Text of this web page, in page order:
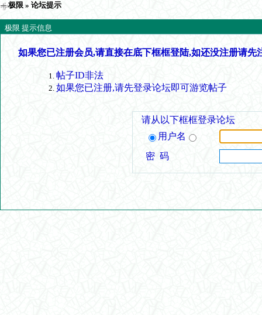
极限 » 论坛提示
极限 提示信息
如果您已注册会员,请直接在底下框框登陆,如还没注册请先
帖子ID非法
如果您已注册,请先登录论坛即可游览帖子
请从以下框框登录论坛
用户名
密 码